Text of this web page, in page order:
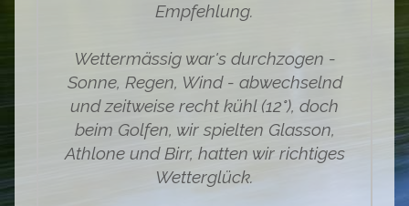
Empfehlung.
Wettermässig war's durchzogen -
Sonne, Regen, Wind - abwechselnd
und zeitweise recht kühl (12°), doch
beim Golfen, wir spielten Glasson,
Athlone und Birr, hatten wir richtiges
Wetterglück.